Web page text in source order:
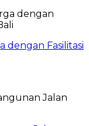
dengan Fasilitasi